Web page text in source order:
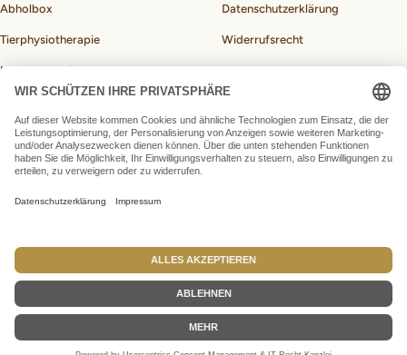
Abholbox
Tierphysiotherapie
Hundebedarf
Datenschutzerklärung
Widerrufsrecht
Allgemeine
Geschäftsbedingungen
Vertrag widerrufen
Deutschland (EUR €)
BARFeGO® made by Webfusions